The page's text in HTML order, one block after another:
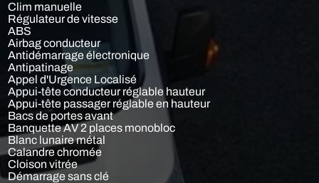
Clim manuelle
Régulateur de vitesse
ABS
Airbag conducteur
Antidémarrage électronique
Antipatinage
Appel d'Urgence Localisé
Appui-tête conducteur réglable hauteur
Appui-tête passager réglable en hauteur
Bacs de portes avant
Banquette AV 2 places monobloc
Blanc lunaire métal
Calandre chromée
Cloison vitrée
Démarrage sans clé